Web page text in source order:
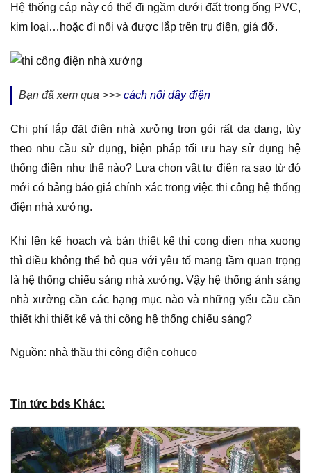
Hệ thống cáp này có thể đi ngầm dưới đất trong ống PVC,
kim loại…hoặc đi nổi và được lắp trên trụ điện, giá đỡ.
Bạn đã xem qua >>> cách nối dây điện
Chi phí lắp đặt điện nhà xưởng trọn gói rất da dạng, tùy
theo nhu cầu sử dụng, biện pháp tối ưu hay sử dụng hệ
thống điện như thế nào? Lựa chọn vật tư điện ra sao từ đó
mới có bảng báo giá chính xác trong việc thi công hệ thống
điện nhà xưởng.
Khi lên kế hoạch và bản thiết kế thi cong dien nha xuong
thì điều không thể bỏ qua với yêu tố mang tầm quan trọng
là hệ thống chiếu sáng nhà xưởng. Vậy hệ thống ánh sáng
nhà xưởng cần các hạng mục nào và những yếu cầu cần
thiết khi thiết kế và thi công hệ thống chiếu sáng?
Nguồn: nhà thầu thi công điện cohuco
Tin tức bds Khác: